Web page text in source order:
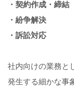
・契約作成・締結
・紛争解決
・訴訟対応
社内向けの業務と
発生する細かな事